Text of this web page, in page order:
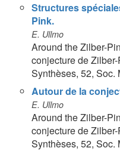
Structures
Pink.
E. Ullmo
Around the Zilber-
conjecture de
Synthèses, 52, Soc.
Autour de la
E. Ullmo
Around the Zilber-
conjecture de
Synthèses, 52, Soc.